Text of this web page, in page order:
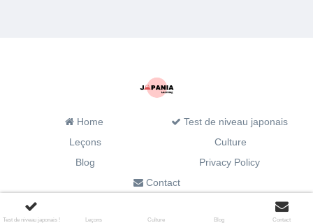
Home
Test de niveau japonais
Leçons
Culture
Blog
Privacy Policy
Contact
Test de niveau japonais ! Leçons Culture Blog Contact